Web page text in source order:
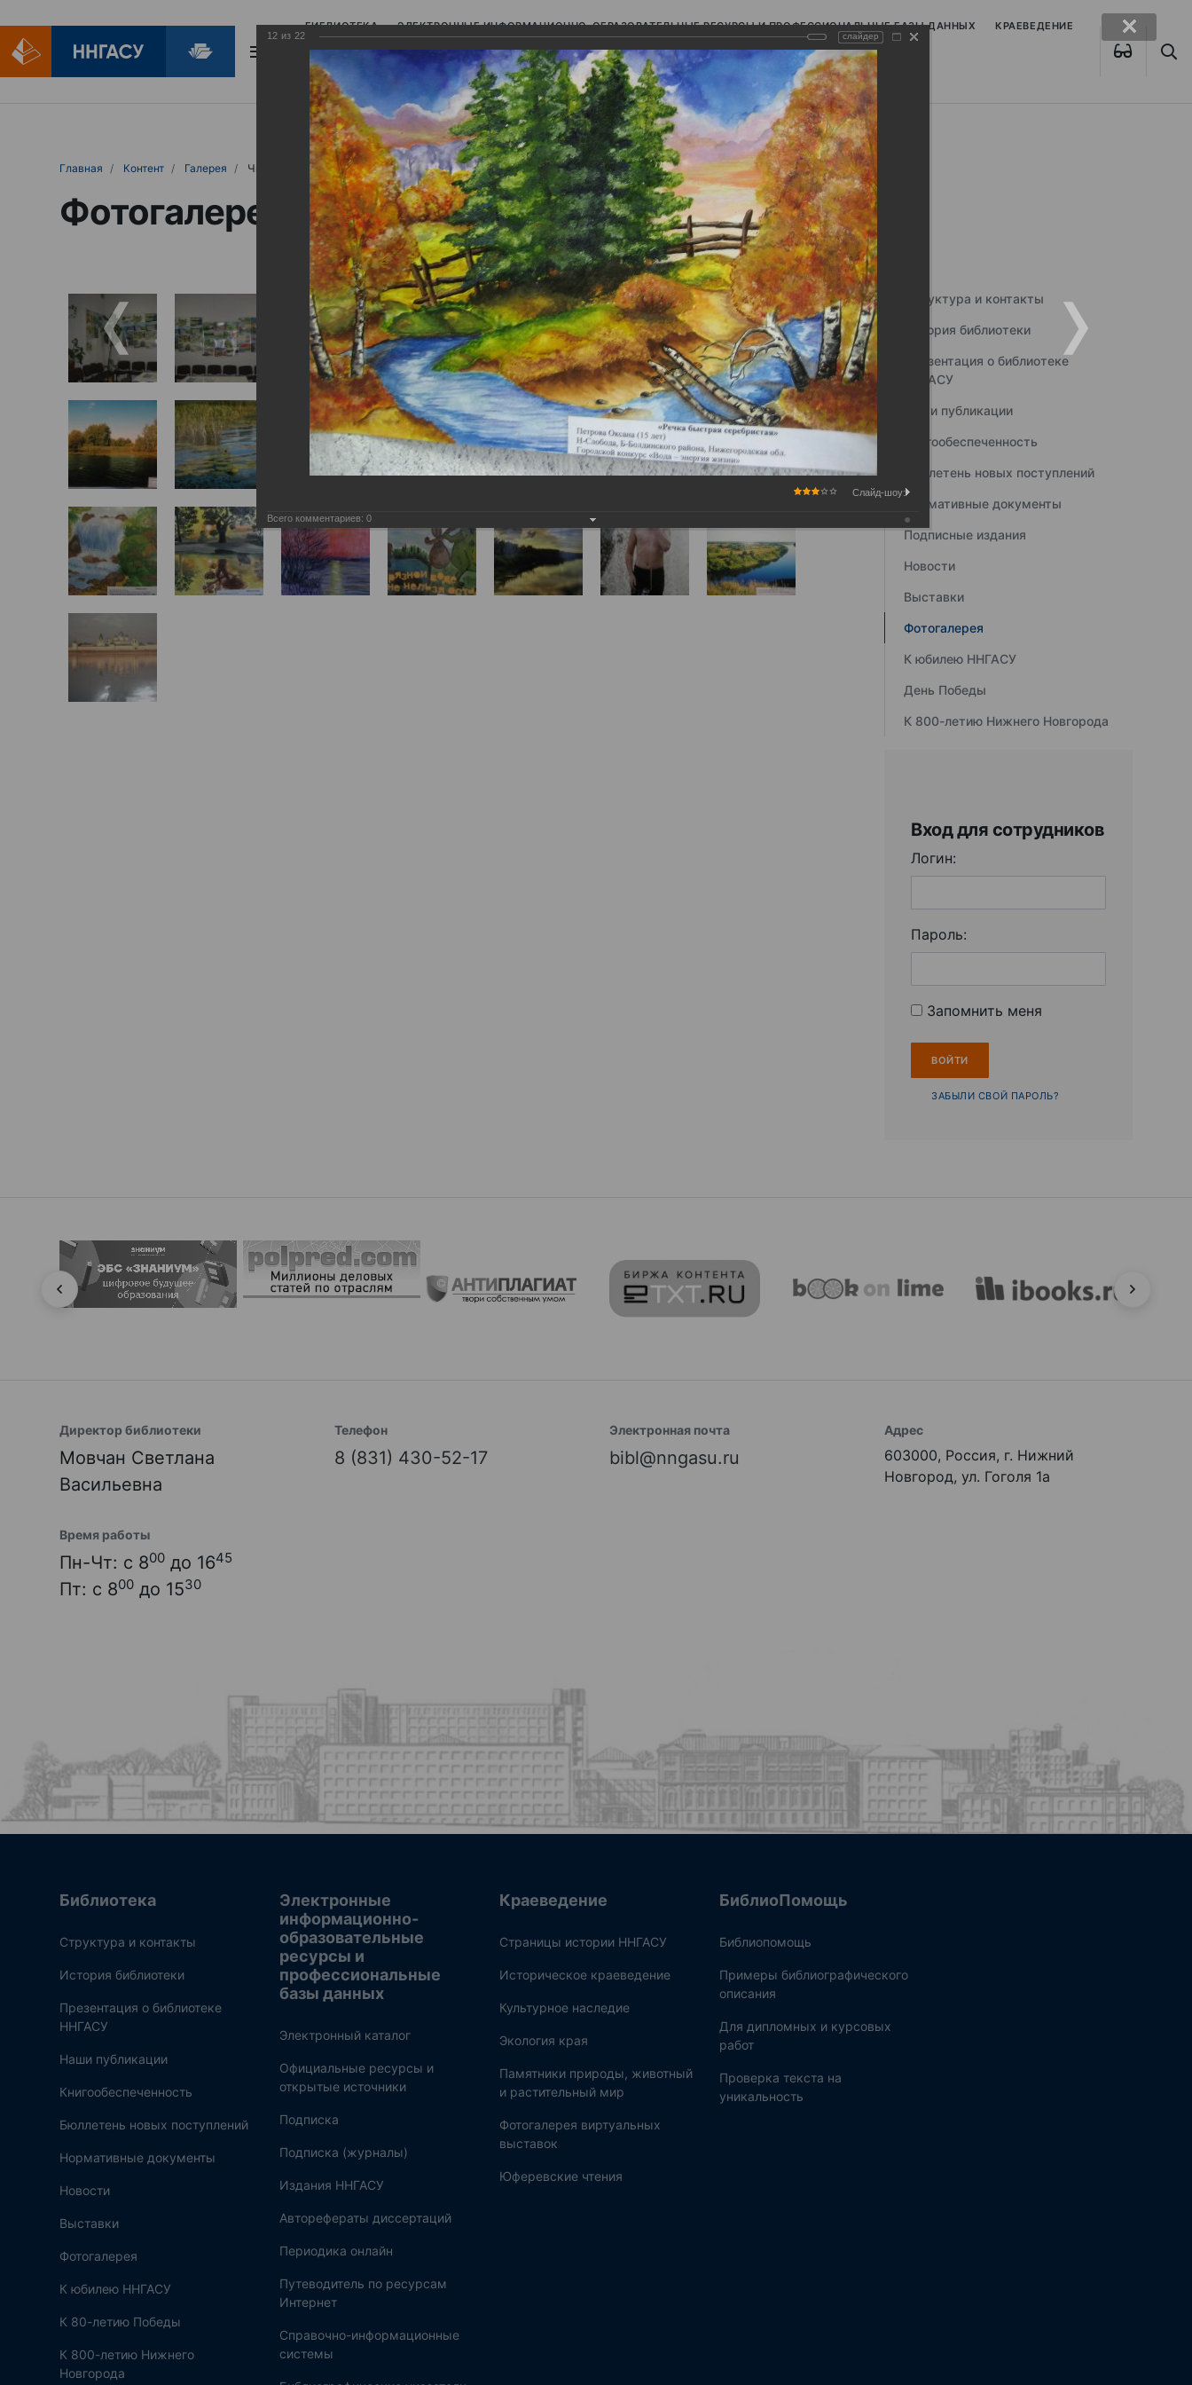
БИБЛИОТЕКА ЭЛЕКТРОННЫЕ ИНФОРМАЦИОННО-ОБРАЗОВАТЕЛЬНЫЕ РЕСУРСЫ И ПРОФЕССИОНАЛЬНЫЕ БАЗЫ ДАННЫХ КРАЕВЕДЕНИЕ
БИБЛИОПОМОЩЬ
Главная Контент Галерея Чистая вода
Фотогалерея
Структура и контакты
История библиотеки
Презентация о библиотеке
ННГАСУ
Наши публикации
Книгообеспеченность
Бюллетень новых поступлений
Нормативные документы
Подписные издания
Новости
Выставки
Фотогалерея
К юбилею ННГАСУ
День Победы
К 800-летию Нижнего Новгорода
Вход для сотрудников
Логин:
Пароль:
Запомнить меня
ЗАБЫЛИ СВОЙ ПАРОЛЬ?
Директор библиотеки
Мовчан Светлана
Васильевна
Телефон
8 (831) 430-52-17
Электронная почта
bibl@nngasu.ru
Адрес
603000, Россия, г. Нижний
Новгород, ул. Гоголя 1а
Время работы
Пн-Чт: с 800 до 1645
Пт: с 800 до 1530
Библиотека
Структура и контакты
История библиотеки
Презентация о библиотеке
ННГАСУ
Наши публикации
Книгообеспеченность
Бюллетень новых поступлений
Нормативные документы
Новости
Выставки
Фотогалерея
К юбилею ННГАСУ
К 80-летию Победы
К 800-летию Нижнего
Новгорода
Электронные
информационно-
образовательные
ресурсы и
профессиональные
базы данных
Электронный каталог
Официальные ресурсы и
открытые источники
Подписка
Подписка (журналы)
Издания ННГАСУ
Авторефераты диссертаций
Периодика онлайн
Путеводитель по ресурсам
Интернет
Справочно-информационные
системы
Краеведение
Страницы истории ННГАСУ
Историческое краеведение
Культурное наследие
Экология края
Памятники природы, животный
и растительный мир
Фотогалерея виртуальных
выставок
Юферевские чтения
БиблиоПомощь
Библиопомощь
Примеры библиографического
описания
Для дипломных и курсовых
работ
Проверка текста на
уникальность
12 из 22 слайдер
Слайд-шоу:
Всего комментариев: 0